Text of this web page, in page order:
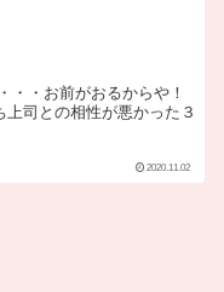
・・お前がおるからや！
司との相性が悪かった３
2020.11.02